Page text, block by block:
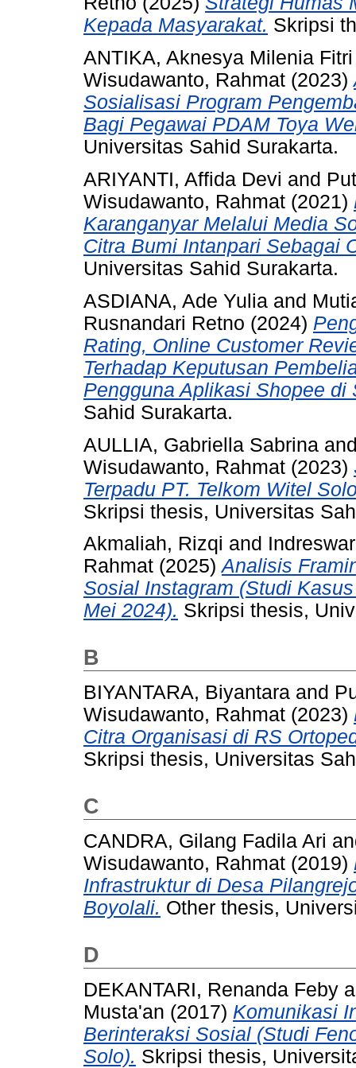
Kepada Masyarakat. Skripsi
ANTIKA, Aknesya Milenia Fitri
Wisudawanto, Rahmat (2023)
Sosialisasi Program
Bagi Pegawai PDAM Toya
Universitas Sahid Surakarta.
ARIYANTI, Affida Devi and
Wisudawanto, Rahmat (2021)
Karanganyar Melalui Media
Citra Bumi Intanpari Sebagai
Universitas Sahid Surakarta.
ASDIANA, Ade Yulia and
Rusnandari Retno (2024)
Rating, Online Customer
Terhadap Keputusan
Pengguna Aplikasi Shopee di
Sahid Surakarta.
AULLIA, Gabriella Sabrina
Wisudawanto, Rahmat (2023)
Terpadu PT. Telkom Witel
Skripsi thesis, Universitas
Akmaliah, Rizqi and
Rahmat (2025)Analisis
Sosial Instagram (Studi
Mei 2024). Skripsi thesis,
B
BIYANTARA, Biyantara and
Wisudawanto, Rahmat (2023)
Citra Organisasi di RS
Skripsi thesis, Universitas
C
CANDRA, Gilang Fadila Ari
Wisudawanto, Rahmat (2019)
Infrastruktur di Desa
Boyolali. Other thesis,
D
DEKANTARI, Renanda Feby
Musta'an (2017) Komunikasi
Berinteraksi Sosial (Studi
Solo). Skripsi thesis,